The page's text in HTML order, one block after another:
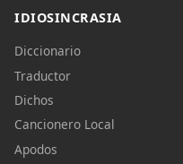
IDIOSINCRASIA
Diccionario
Traductor
Dichos
Cancionero Local
Apodos